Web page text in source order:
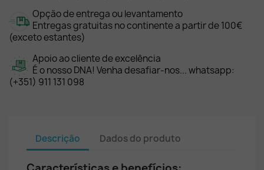
Opção de entrega ou levantamento
Entregas gratuitas no continente a partir de 100€
(exceto estantes)
Apoio ao cliente de excelência
É o nosso DNA! Venha desafiar-nos... whatsapp:
(+351) 911 131 098
Descrição Dados do produto